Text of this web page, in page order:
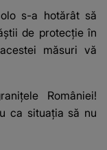
s-a hotărât să
de protecție în
măsuri vă
României!
ca situația să nu